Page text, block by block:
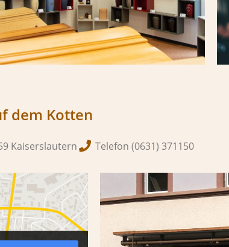
dem Kotten
Kaiserslautern Telefon (0631) 371150